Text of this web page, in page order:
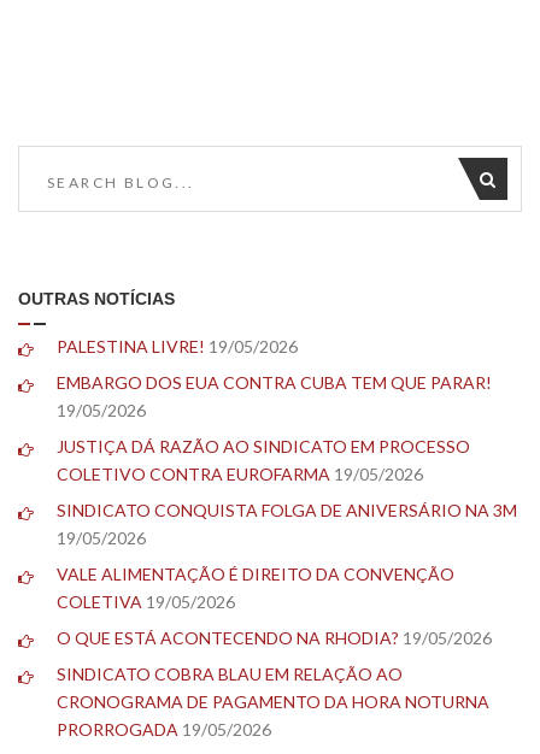
OUTRAS NOTÍCIAS
PALESTINA LIVRE! 19/05/2026
EMBARGO DOS EUA CONTRA CUBA TEM QUE PARAR!
19/05/2026
JUSTIÇA DÁ RAZÃO AO SINDICATO EM PROCESSO
COLETIVO CONTRA EUROFARMA 19/05/2026
SINDICATO CONQUISTA FOLGA DE ANIVERSÁRIO NA 3M
19/05/2026
VALE ALIMENTAÇÃO É DIREITO DA CONVENÇÃO
COLETIVA 19/05/2026
O QUE ESTÁ ACONTECENDO NA RHODIA? 19/05/2026
SINDICATO COBRA BLAU EM RELAÇÃO AO
CRONOGRAMA DE PAGAMENTO DA HORA NOTURNA
PRORROGADA 19/05/2026